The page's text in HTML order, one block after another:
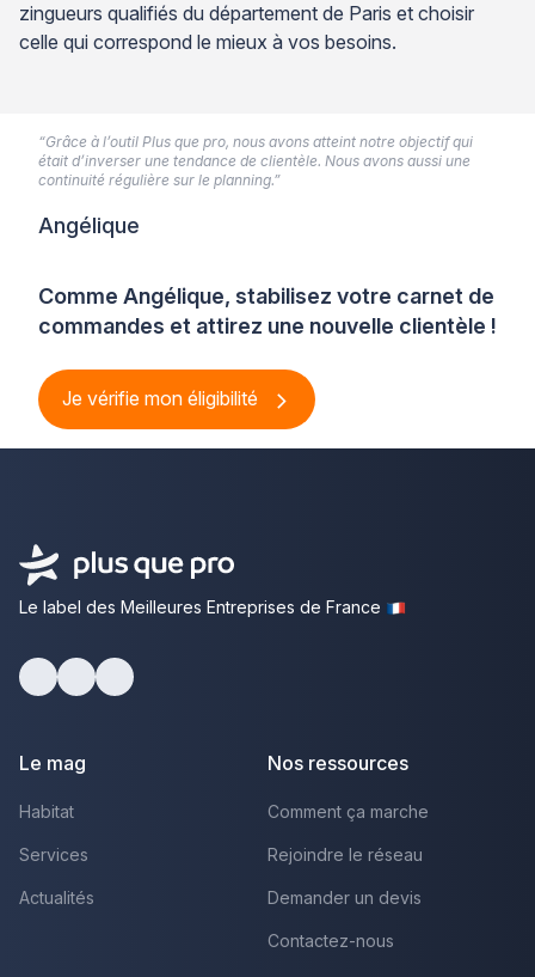
zingueurs qualifiés du département de Paris et choisir
celle qui correspond le mieux à vos besoins.
Comme Angélique, stabilisez votre carnet de
commandes et attirez une nouvelle clientèle !
Je vérifie mon éligibilité
“Grâce à l’outil Plus que pro, nous avons atteint notre objectif qui
était d’inverser une tendance de clientèle. Nous avons aussi une
continuité régulière sur le planning.”
Angélique
Le label des Meilleures Entreprises de France
Le mag
Habitat
Services
Actualités
Nos ressources
Comment ça marche
Rejoindre le réseau
Demander un devis
Contactez-nous